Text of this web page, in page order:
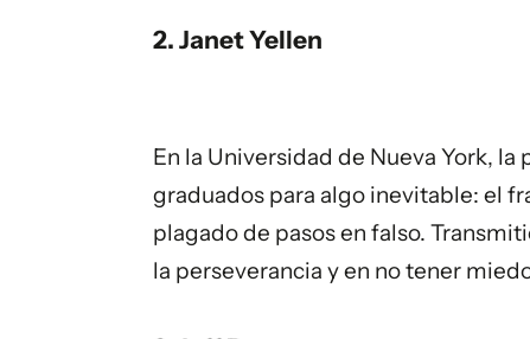
2. Janet Yellen
En la Universidad de Nueva York,
graduados para algo inevitable: el
plagado de pasos en falso.
la perseverancia y en no tener